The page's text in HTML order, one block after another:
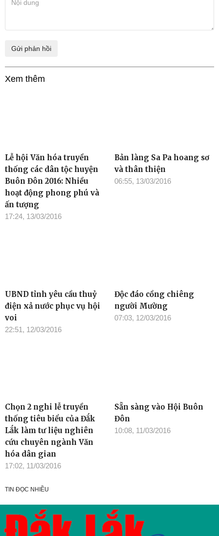
Xem thêm
Lễ hội Văn hóa truyền
thống các dân tộc huyện
Buôn Đôn 2016: Nhiều
hoạt động phong phú và
ấn tượng
17:24, 13/03/2016
Bản làng Sa Pa hoang sơ
và thân thiện
06:55, 13/03/2016
UBND tỉnh yêu cầu thuỷ
điện xả nước phục vụ hội
voi
22:51, 12/03/2016
Độc đáo cồng chiêng
người Mường
07:03, 12/03/2016
Chọn 2 nghi lễ truyền
thống tiêu biểu của Đắk
Lắk làm tư liệu nghiên
cứu chuyên ngành Văn
hóa dân gian
17:02, 11/03/2016
Sẵn sàng vào Hội Buôn
Đôn
10:08, 11/03/2016
TIN ĐỌC NHIỀU